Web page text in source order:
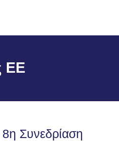
ΕΕ
Συνεδρίαση